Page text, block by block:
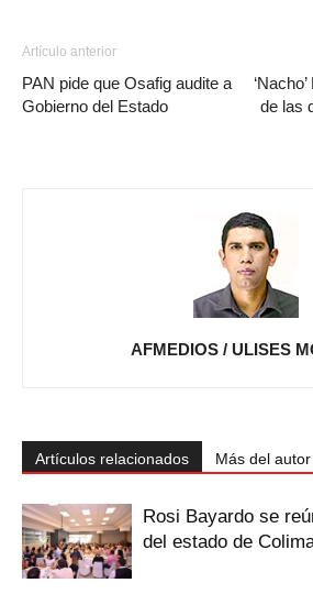
Artículo anterior
PAN pide que Osafig audite a
Gobierno del Estado
de las
AFMEDIOS / ULISES
Artículos relacionados Más del autor
Rosi Bayardo se
del estado de